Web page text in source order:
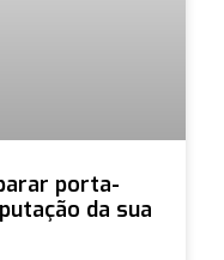
porta-
da sua